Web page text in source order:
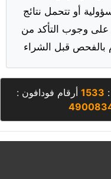
أو تتحمل نتائج
على وجوب التأكد من
1533 أرقام فودافون :